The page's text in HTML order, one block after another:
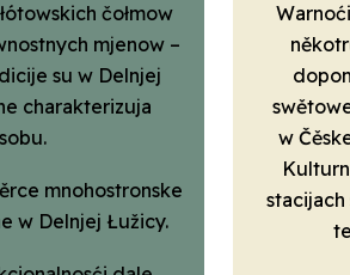
čołmow
mjenow –
su w Delnjej
charakterizuja
mnoho­stronske
w Delnjej Łužicy.
w